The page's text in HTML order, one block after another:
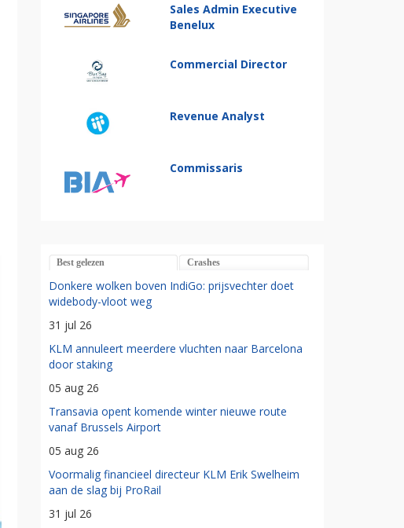
Sales Admin Executive
Benelux
Commercial Director
Revenue Analyst
Commissaris
Best gelezen Crashes
Donkere wolken boven IndiGo: prijsvechter doet
widebody-vloot weg
31 jul 26
KLM annuleert meerdere vluchten naar Barcelona
door staking
05 aug 26
Transavia opent komende winter nieuwe route
vanaf Brussels Airport
05 aug 26
Voormalig financieel directeur KLM Erik Swelheim
aan de slag bij ProRail
31 jul 26